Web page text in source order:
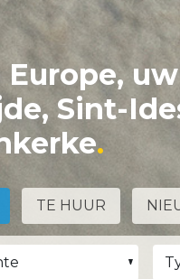
Sint-
TE HUUR